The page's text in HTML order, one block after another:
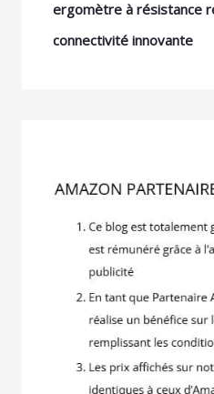
ergomètre à résistance
connectivité innovante